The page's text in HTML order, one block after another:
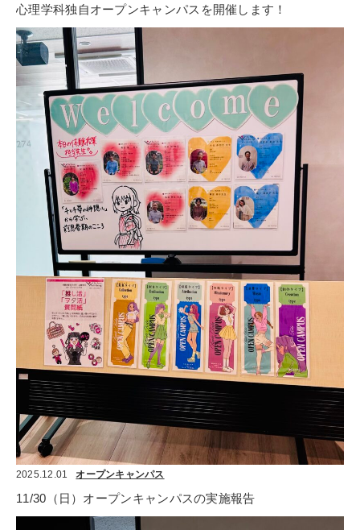
心理学科独自オープンキャンパスを開催します！
2025.12.01 オープンキャンパス
11/30（日）オープンキャンパスの実施報告